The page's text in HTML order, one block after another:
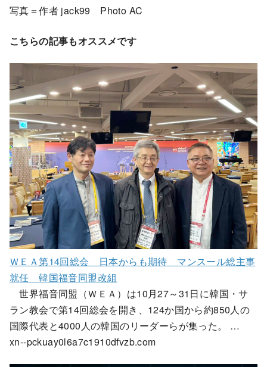
写真＝作者 jack99 Photo AC
こちらの記事もオススメです
ＷＥＡ第14回総会 日本からも期待 マンスール総主事
就任 韓国福音同盟改組
世界福音同盟（ＷＥＡ）は10月27～31日に韓国・サ
ラン教会で第14回総会を開き、124か国から約850人の
国際代表と4000人の韓国のリーダーらが集った。 …
xn--pckuay0l6a7c1910dfvzb.com